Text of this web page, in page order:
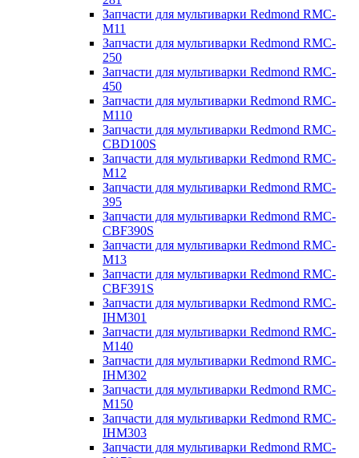
Запчасти для мультиварки Redmond RMC-
M11
Запчасти для мультиварки Redmond RMC-
250
Запчасти для мультиварки Redmond RMC-
450
Запчасти для мультиварки Redmond RMC-
M110
Запчасти для мультиварки Redmond RMC-
CBD100S
Запчасти для мультиварки Redmond RMC-
M12
Запчасти для мультиварки Redmond RMC-
395
Запчасти для мультиварки Redmond RMC-
CBF390S
Запчасти для мультиварки Redmond RMC-
M13
Запчасти для мультиварки Redmond RMC-
CBF391S
Запчасти для мультиварки Redmond RMC-
IHM301
Запчасти для мультиварки Redmond RMC-
M140
Запчасти для мультиварки Redmond RMC-
IHM302
Запчасти для мультиварки Redmond RMC-
M150
Запчасти для мультиварки Redmond RMC-
IHM303
Запчасти для мультиварки Redmond RMC-